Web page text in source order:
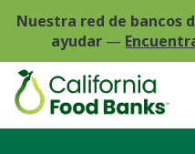
Nuestra red de bancos
ayudar —